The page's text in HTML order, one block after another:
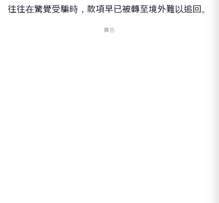
往往在驚覺受騙時，款項早已被轉至境外難以追回。
廣告